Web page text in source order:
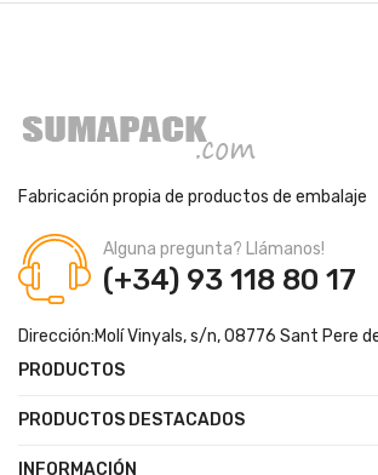
Fabricación propia de productos de embalaje
Alguna pregunta? Llámanos!
(+34) 93 118 80 17
Dirección:Molí Vinyals, s/n, 08776 Sant Pere
PRODUCTOS
PRODUCTOS DESTACADOS
INFORMACIÓN